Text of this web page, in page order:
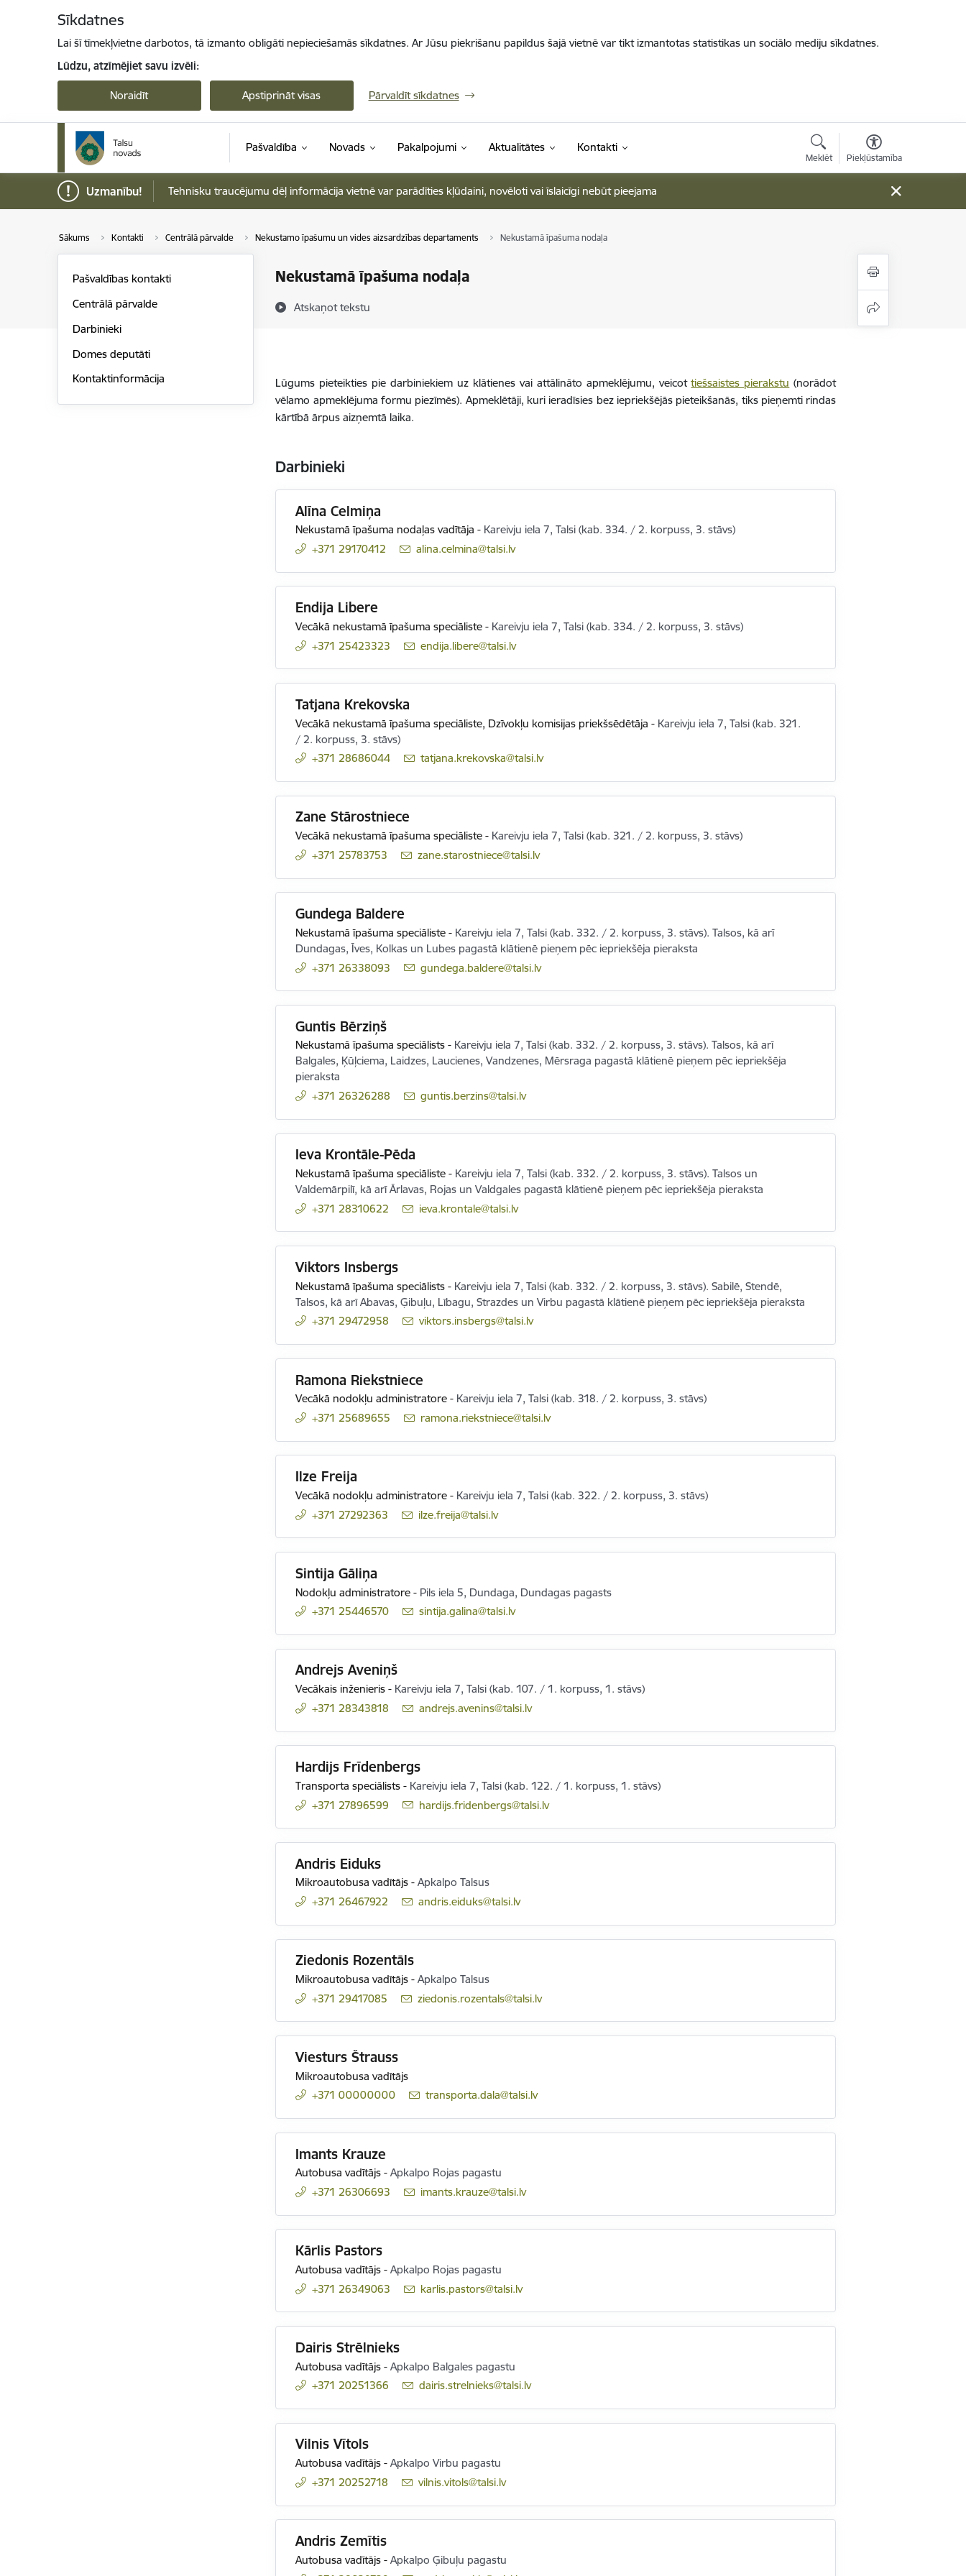
Sīkdatnes
Lai šī tīmekļvietne darbotos, tā izmanto obligāti nepieciešamās sīkdatnes. Ar Jūsu piekrišanu papildus šajā vietnē var tikt izmantotas statistikas un sociālo mediju sīkdatnes.
Lūdzu, atzīmējiet savu izvēli:
Noraidīt Apstiprināt visas Pārvaldīt sīkdatnes
Pašvaldība Novads Pakalpojumi Aktualitātes Kontakti
Meklēt Piekļūstamība
Uzmanību! Tehnisku traucējumu dēļ informācija vietnē var parādīties kļūdaini, novēloti vai īslaicīgi nebūt pieejama
Sākums Kontakti Centrālā pārvalde Nekustamo īpašumu un vides aizsardzības departaments Nekustamā īpašuma nodaļa
Nekustamā īpašuma nodaļa
Atskaņot tekstu
Pašvaldības kontakti
Centrālā pārvalde
Darbinieki
Domes deputāti
Kontaktinformācija
Lūgums pieteikties pie darbiniekiem uz klātienes vai attālināto apmeklējumu, veicottiešsaistes pierakstu (norādot
vēlamo apmeklējuma formu piezīmēs). Apmeklētāji, kuri ieradīsies bez iepriekšējās pieteikšanās, tiks pieņemti rindas
kārtībā ārpus aizņemtā laika.
Darbinieki
Alīna Celmiņa
Nekustamā īpašuma nodaļas vadītāja - Kareivju iela 7, Talsi (kab. 334. / 2. korpuss, 3. stāvs)
+371 29170412
E-pasts:
alina.celmina@talsi.lv
Endija Libere
Vecākā nekustamā īpašuma speciāliste - Kareivju iela 7, Talsi (kab. 334. / 2. korpuss, 3. stāvs)
+371 25423323
E-pasts:
endija.libere@talsi.lv
Tatjana Krekovska
Vecākā nekustamā īpašuma speciāliste, Dzīvokļu komisijas priekšsēdētāja - Kareivju iela 7, Talsi (kab. 321.
/ 2. korpuss, 3. stāvs)
+371 28686044
E-pasts:
tatjana.krekovska@talsi.lv
Zane Stārostniece
Vecākā nekustamā īpašuma speciāliste - Kareivju iela 7, Talsi (kab. 321. / 2. korpuss, 3. stāvs)
+371 25783753
E-pasts:
zane.starostniece@talsi.lv
Gundega Baldere
Nekustamā īpašuma speciāliste - Kareivju iela 7, Talsi (kab. 332. / 2. korpuss, 3. stāvs). Talsos, kā arī
Dundagas, Īves, Kolkas un Lubes pagastā klātienē pieņem pēc iepriekšēja pieraksta
+371 26338093
E-pasts:
gundega.baldere@talsi.lv
Guntis Bērziņš
Nekustamā īpašuma speciālists - Kareivju iela 7, Talsi (kab. 332. / 2. korpuss, 3. stāvs). Talsos, kā arī
Balgales, Ķūļciema, Laidzes, Laucienes, Vandzenes, Mērsraga pagastā klātienē pieņem pēc iepriekšēja
pieraksta
+371 26326288
E-pasts:
guntis.berzins@talsi.lv
Ieva Krontāle-Pēda
Nekustamā īpašuma speciāliste - Kareivju iela 7, Talsi (kab. 332. / 2. korpuss, 3. stāvs). Talsos un
Valdemārpilī, kā arī Ārlavas, Rojas un Valdgales pagastā klātienē pieņem pēc iepriekšēja pieraksta
+371 28310622
E-pasts:
ieva.krontale@talsi.lv
Viktors Insbergs
Nekustamā īpašuma speciālists - Kareivju iela 7, Talsi (kab. 332. / 2. korpuss, 3. stāvs). Sabilē, Stendē,
Talsos, kā arī Abavas, Ģibuļu, Lībagu, Strazdes un Virbu pagastā klātienē pieņem pēc iepriekšēja pieraksta
+371 29472958
E-pasts:
viktors.insbergs@talsi.lv
Ramona Riekstniece
Vecākā nodokļu administratore - Kareivju iela 7, Talsi (kab. 318. / 2. korpuss, 3. stāvs)
+371 25689655
E-pasts:
ramona.riekstniece@talsi.lv
Ilze Freija
Vecākā nodokļu administratore - Kareivju iela 7, Talsi (kab. 322. / 2. korpuss, 3. stāvs)
+371 27292363
E-pasts:
ilze.freija@talsi.lv
Sintija Gāliņa
Nodokļu administratore - Pils iela 5, Dundaga, Dundagas pagasts
+371 25446570
E-pasts:
sintija.galina@talsi.lv
Andrejs Aveniņš
Vecākais inženieris - Kareivju iela 7, Talsi (kab. 107. / 1. korpuss, 1. stāvs)
+371 28343818
E-pasts:
andrejs.avenins@talsi.lv
Hardijs Frīdenbergs
Transporta speciālists - Kareivju iela 7, Talsi (kab. 122. / 1. korpuss, 1. stāvs)
+371 27896599
E-pasts:
hardijs.fridenbergs@talsi.lv
Andris Eiduks
Mikroautobusa vadītājs - Apkalpo Talsus
+371 26467922
E-pasts:
andris.eiduks@talsi.lv
Ziedonis Rozentāls
Mikroautobusa vadītājs - Apkalpo Talsus
+371 29417085
E-pasts:
ziedonis.rozentals@talsi.lv
Viesturs Štrauss
Mikroautobusa vadītājs
+371 00000000
E-pasts:
transporta.dala@talsi.lv
Imants Krauze
Autobusa vadītājs - Apkalpo Rojas pagastu
+371 26306693
E-pasts:
imants.krauze@talsi.lv
Kārlis Pastors
Autobusa vadītājs - Apkalpo Rojas pagastu
+371 26349063
E-pasts:
karlis.pastors@talsi.lv
Dairis Strēlnieks
Autobusa vadītājs - Apkalpo Balgales pagastu
+371 20251366
E-pasts:
dairis.strelnieks@talsi.lv
Vilnis Vītols
Autobusa vadītājs - Apkalpo Virbu pagastu
+371 20252718
E-pasts:
vilnis.vitols@talsi.lv
Andris Zemītis
Autobusa vadītājs - Apkalpo Ģibuļu pagastu